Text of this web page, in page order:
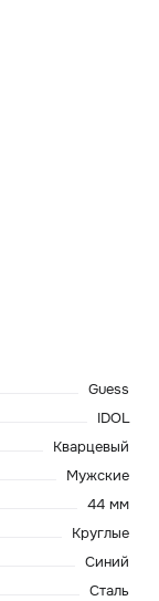
Guess
IDOL
Кварцевый
Мужские
44 мм
Круглые
Синий
Сталь